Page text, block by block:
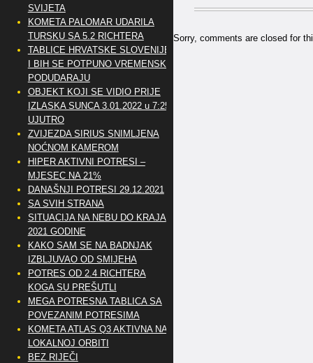
Sorry, comments are closed for
SVIJETA
KOMETA PALOMAR UDARILA
TURSKU SA 5.2 RICHTERA
TABLICE HRVATSKE SLOVENIJE
I BIH SE POTPUNO VREMENSKI
PODUDARAJU
OBJEKT KOJI SE VIDIO PRIJE
IZLASKA SUNCA 3.01.2022 u 7:25
UJUTRO
ZVIJEZDA SIRIUS SNIMLJENA
NOĆNOM KAMEROM
HIPER AKTIVNI POTRESI –
MJESEC NA 21%
DANAŠNJI POTRESI 29.12.2021
SA SVIH STRANA
SITUACIJA NA NEBU DO KRAJA
2021 GODINE
KAKO SAM SE NA BADNJAK
IZBLJUVAO OD SMIJEHA
POTRES OD 2.4 RICHTERA
KOGA SU PREŠUTLI
MEGA POTRESNA TABLICA SA
POVEZANIM POTRESIMA
KOMETA ATLAS Q3 AKTIVNA NA
LOKALNOJ ORBITI
BEZ RIJEČI